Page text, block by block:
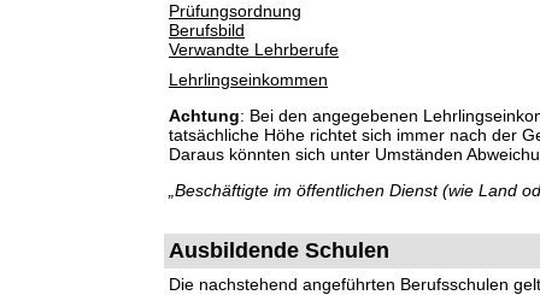
Prüfungsordnung
Berufsbild
Verwandte Lehrberufe
Lehrlingseinkommen
Achtung: Bei den angegebenen
tatsächliche Höhe richtet sich immer nach der
Daraus könnten sich unter Umständen
„Beschäftigte im öffentlichen Dienst (wie Land
Ausbildende Schulen
Die nachstehend angeführten Berufsschulen